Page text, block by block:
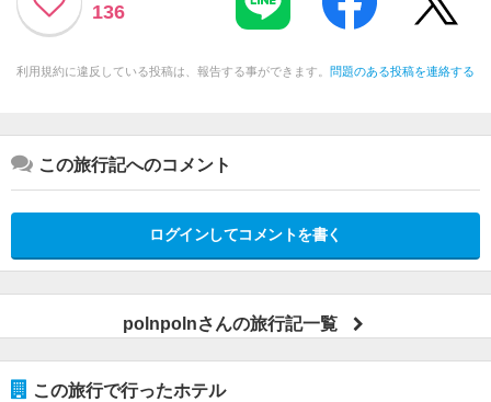
136
利用規約に違反している投稿は、報告する事ができます。 問題のある投稿を連絡する
この旅行記へのコメント
ログインしてコメントを書く
polnpolnさんの旅行記一覧
この旅行で行ったホテル